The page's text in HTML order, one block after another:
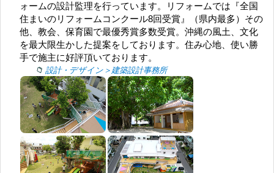
ォームの設計監理を行っています。リフォームでは『全国
住まいのリフォームコンクール8回受賞』（県内最多）その
他、教会、保育園で最優秀賞多数受賞。沖縄の風土、文化
を最大限生かした提案をしております。住み心地、使い勝
手で施主に好評頂いております。
設計・デザイン＞建築設計事務所